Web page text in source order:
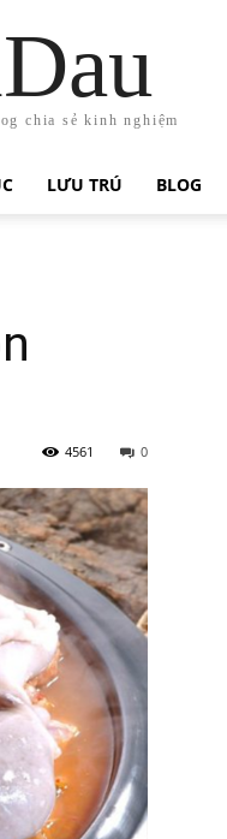
chia sẻ kinh nghiệm
LƯU TRÚ BLOG
0
4561